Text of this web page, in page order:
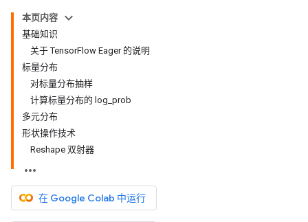
本页内容
基础知识
关于 TensorFlow Eager 的说明
标量分布
对标量分布抽样
计算标量分布的 log_prob
多元分布
形状操作技术
Reshape 双射器
在 Google Colab 中运行